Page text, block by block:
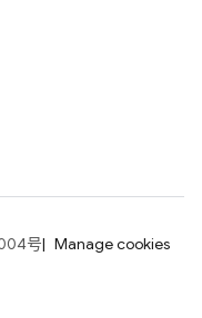
号 Manage cookies